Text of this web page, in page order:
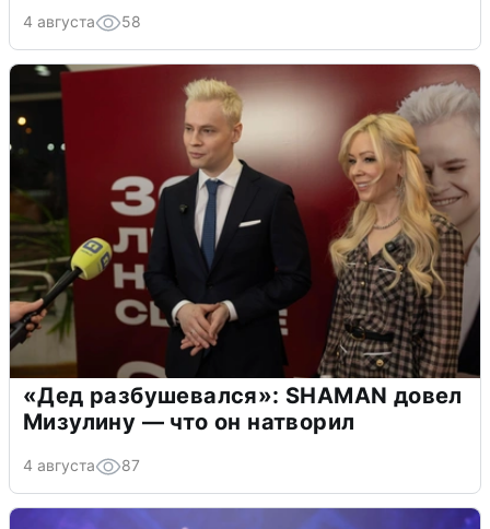
4 августа 58
«Дед разбушевался»: SHAMAN довел
Мизулину — что он натворил
4 августа 87